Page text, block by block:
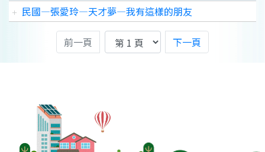
民國—張愛玲—天才夢—我有這樣的朋友
前一頁 下一頁